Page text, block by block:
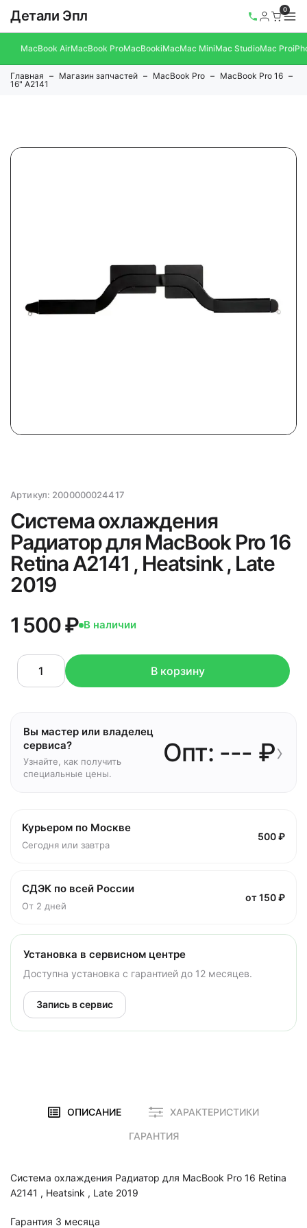
Детали Эпл 0
MacBook AirMacBook ProMacBookiMacMac MiniMac StudioMac Pro
Главная Магазин запчастей MacBook Pro
MacBook Pro 16
16" A2141
Артикул: 2000000024417
Система охлаждения
Радиатор для MacBook Pro 16
Retina A2141 , Heatsink , Late
2019
1 500 ₽ В наличии
В корзину
Вы мастер или владелец
сервиса?
Узнайте, как получить
специальные цены.
Опт: --- ₽›
Курьером по Москве
Сегодня или завтра
500 ₽
СДЭК по всей России
От 2 дней
от 150 ₽
Установка в сервисном центре
Доступна установка с гарантией до 12 месяцев.
Запись в сервис
ОПИСАНИЕ ХАРАКТЕРИСТИКИ
ГАРАНТИЯ
Система охлаждения Радиатор для MacBook Pro 16 Retina
A2141 , Heatsink , Late 2019
Гарантия 3 месяца